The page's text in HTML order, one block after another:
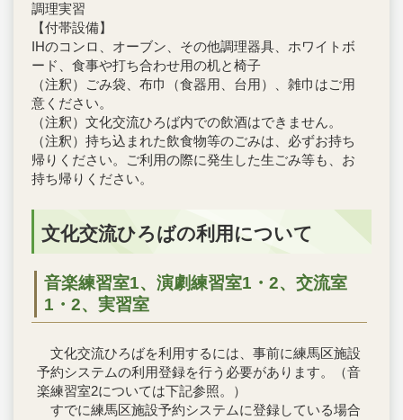
調理実習
【付帯設備】
IHのコンロ、オーブン、その他調理器具、ホワイトボ
ード、食事や打ち合わせ用の机と椅子
（注釈）ごみ袋、布巾（食器用、台用）、雑巾はご用
意ください。
（注釈）文化交流ひろば内での飲酒はできません。
（注釈）持ち込まれた飲食物等のごみは、必ずお持ち
帰りください。ご利用の際に発生した生ごみ等も、お
持ち帰りください。
文化交流ひろばの利用について
音楽練習室1、演劇練習室1・2、交流室
1・2、実習室
文化交流ひろばを利用するには、事前に練馬区施設
予約システムの利用登録を行う必要があります。（音
楽練習室2については下記参照。）
すでに練馬区施設予約システムに登録している場合